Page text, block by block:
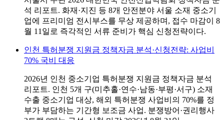
석 리포트. 화재·지진 등 8개 안전분야 서울 소재 중소기
업에 프리미엄 전시부스를 무상 제공하며, 접수 마감이 8
월 11일로 즉각적인 서류 준비가 핵심 신청전략이다.
인천 특허분쟁 지원금 정책자금 분석·신청전략: 사업비
70% 국비 대응
2026년 인천 중소기업 특허분쟁 지원금 정책자금 분석
리포트. 인천 5개 구(미추홀·연수·남동·부평·서구) 소재
수출 중소기업 대상, 해외 특허분쟁 사업비의 70%를 정
부가 부담하는 기간형 보조금 사업. 분쟁방어·권리행사